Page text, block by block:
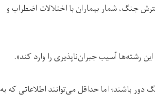
جنگ، شمار بیماران با اختلالات اضطراب و
رشته‌ها آسیب جبران‌ناپذیری را وارد کند».
باشند؛ اما حداقل می‌توانند اطلاعاتی که به